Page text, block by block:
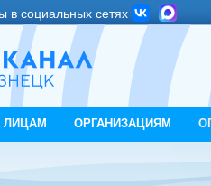
в социальных сетях
ОРГАНИЗАЦИЯМ